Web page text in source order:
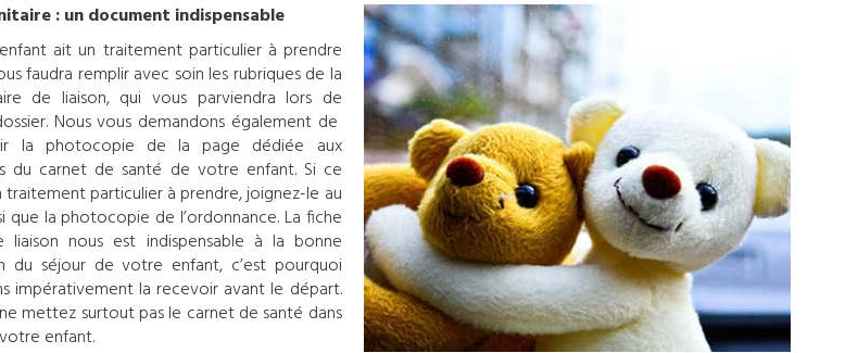
: un document indispensable
ait un traitement particulier à prendre
faudra remplir avec soin les rubriques de la
de liaison, qui vous parviendra lors de
Nous vous demandons également de
la photocopie de la page dédiée aux
du carnet de santé de votre enfant. Si ce
traitement particulier à prendre, joignez-le au
que la photocopie de l’ordonnance. La fiche
liaison nous est indispensable à la bonne
du séjour de votre enfant, c’est pourquoi
impérativement la recevoir avant le départ.
mettez surtout pas le carnet de santé dans
enfant.